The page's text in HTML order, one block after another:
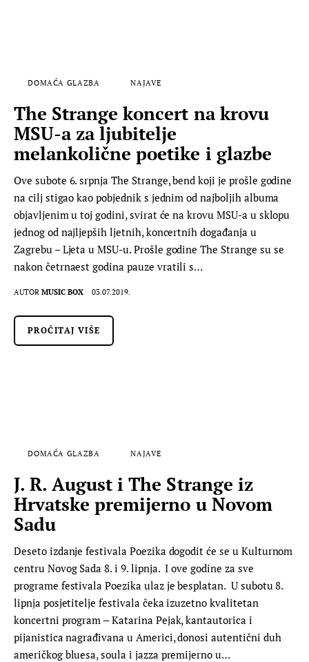
DOMAĆA GLAZBA NAJAVE
The Strange koncert na krovu
MSU-a za ljubitelje
melankolične poetike i glazbe
Ove subote 6. srpnja The Strange, bend koji je prošle godine
na cilj stigao kao pobjednik s jednim od najboljih albuma
objavljenim u toj godini, svirat će na krovu MSU-a u sklopu
jednog od najljepših ljetnih, koncertnih događanja u
Zagrebu – Ljeta u MSU-u. Prošle godine The Strange su se
nakon četrnaest godina pauze vratili s…
AUTOR MUSIC BOX 03.07.2019.
PROČITAJ VIŠE
DOMAĆA GLAZBA NAJAVE
J. R. August i The Strange iz
Hrvatske premijerno u Novom
Sadu
Deseto izdanje festivala Poezika dogodit će se u Kulturnom
centru Novog Sada 8. i 9. lipnja. I ove godine za sve
programe festivala Poezika ulaz je besplatan. U subotu 8.
lipnja posjetitelje festivala čeka izuzetno kvalitetan
koncertni program ‒ Katarina Pejak, kantautorica i
pijanistica nagrađivana u Americi, donosi autentični duh
američkog bluesa, soula i jazza premijerno u…